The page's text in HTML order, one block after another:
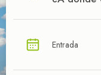
¿CUÁL VA A
Entrada